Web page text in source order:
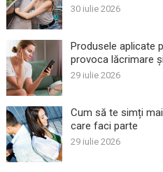
30 iulie 2026
Produsele aplicate
provoca lăcrimare
29 iulie 2026
Cum să te simți
care faci parte
29 iulie 2026